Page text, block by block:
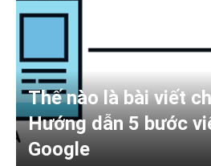
Thế nào là bài viết
Hướng dẫn 5 bước
Google